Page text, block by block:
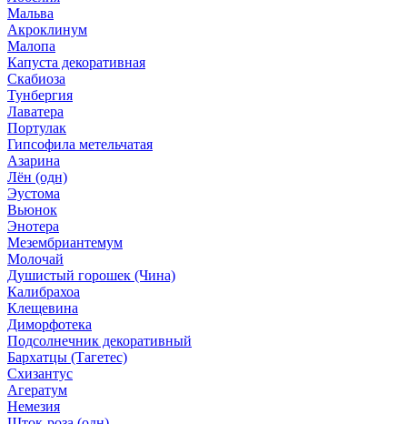
Мальва
Акроклинум
Малопа
Капуста декоративная
Скабиоза
Тунбергия
Лаватера
Портулак
Гипсофила метельчатая
Азарина
Лён (одн)
Эустома
Вьюнок
Энотера
Мезембриантемум
Молочай
Душистый горошек (Чина)
Калибрахоа
Клещевина
Диморфотека
Подсолнечник декоративный
Бархатцы (Тагетес)
Схизантус
Агератум
Немезия